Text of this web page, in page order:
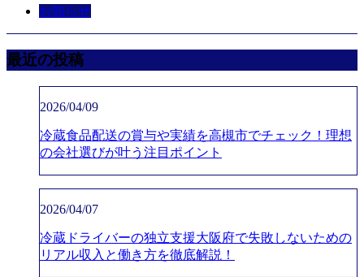
お知らせ
最近の投稿
2026/04/09
冷蔵食品配送の賞与や実績を高槻市でチェック！理想
の会社選びが叶う注目ポイント
2026/04/07
冷蔵ドライバーの独立支援大阪府で失敗しないための
リアル収入と働き方を徹底解説！